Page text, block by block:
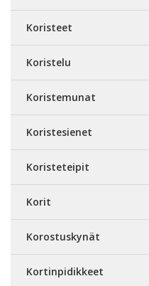
Koristeet
Koristelu
Koristemunat
Koristesienet
Koristeteipit
Korit
Korostuskynät
Kortinpidikkeet